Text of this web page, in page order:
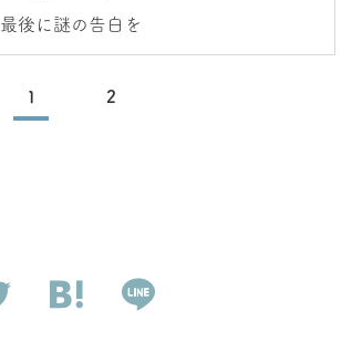
最後に謎の告白を
1 2